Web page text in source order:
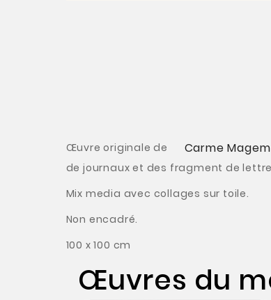
Œuvre originale de Carme Magem
de journaux et des fragment de
Mix media avec collages sur toile.
Non encadré.
100 x 100 cm
Œuvres du